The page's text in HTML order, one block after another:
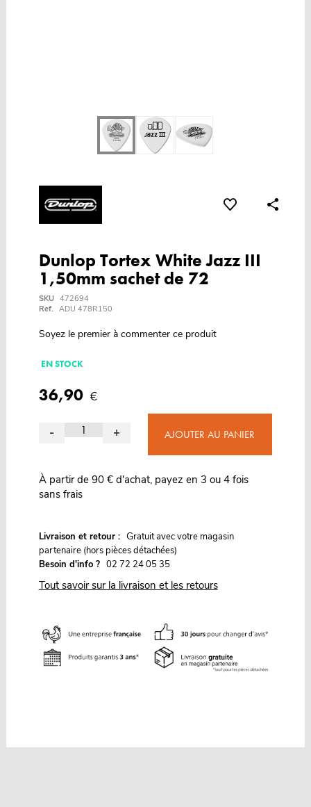
Dunlop Tortex White Jazz III
1,50mm sachet de 72
SKU 472694
Ref. ADU 478R150
Soyez le premier à commenter ce produit
EN STOCK
36,90 €
- + AJOUTER AU PANIER
À partir de 90 € d'achat, payez en 3 ou 4 fois
sans frais
Livraison et retour : Gratuit avec votre magasin
partenaire (hors pièces détachées)
Besoin d'info ? 02 72 24 05 35
Tout savoir sur la livraison et les retours